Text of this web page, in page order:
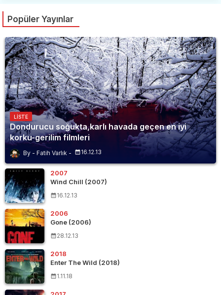
Popüler Yayınlar
LISTE
Dondurucu soğukta,karlı havada geçen en iyi
korku-gerilim filmleri
Fatih Varlık 16.12.13
2007
Wind Chill (2007)
16.12.13
2006
Gone (2006)
28.12.13
2018
Enter The Wild (2018)
1.11.18